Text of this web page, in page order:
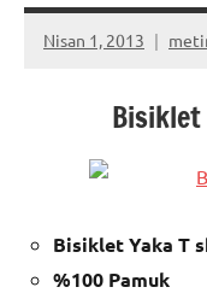
Nisan 1, 2013
Bisiklet
Bisiklet Yaka T
%100 Pamuk